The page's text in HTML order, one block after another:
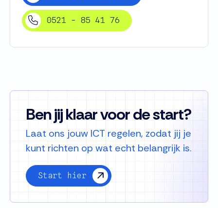
0521 - 85 41 76
Ben jij klaar voor de start?
Laat ons jouw ICT regelen, zodat jij je
kunt richten op wat echt belangrijk is.
Start hier